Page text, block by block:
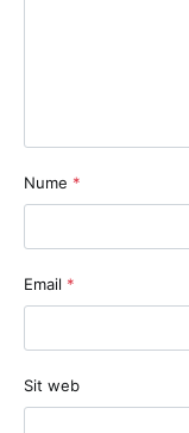
Nume *
Email *
Sit web